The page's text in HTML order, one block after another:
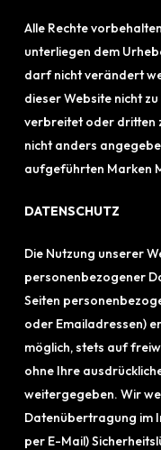
Alle Rechte
unterliegen dem
darf nicht verändert
dieser Website nicht
verbreitet oder dritten
nicht anders
aufgeführten Marken
DATENSCHUTZ
Die Nutzung unserer
personenbezogener
Seiten
oder Emailadressen)
möglich, stets auf
ohne Ihre
weitergegeben. Wir
Datenübertragung im
per E-Mail)